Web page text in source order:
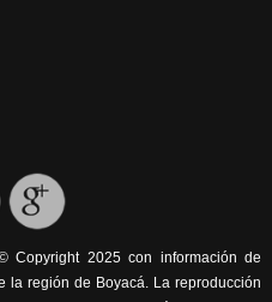
Copyright 2025 con información de
la región de Boyacá. La reproducción